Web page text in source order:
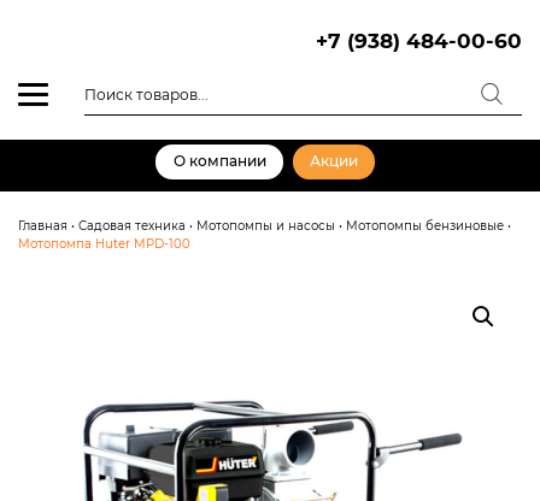
+7 (938) 484-00-60
товаров
О компании Акции
Главная • Садовая техника • Мотопомпы и насосы • Мотопомпы бензиновые •
Мотопомпа Huter MPD-100